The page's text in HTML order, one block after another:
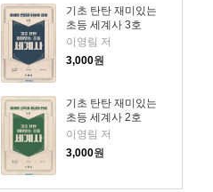
기초 탄탄 재미있는
초등 세계사 3호
이영림 저
3,000원
기초 탄탄 재미있는
초등 세계사 2호
이영림 저
3,000원